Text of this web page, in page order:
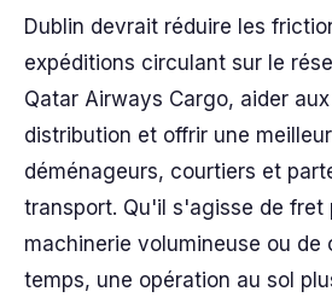
Dublin devrait réduire les
expéditions circulant sur le
Qatar Airways Cargo, aider
distribution et offrir une
déménageurs, courtiers et
transport. Qu'il s'agisse de fret
machinerie volumineuse ou de
temps, une opération au sol